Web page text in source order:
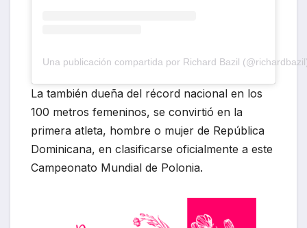
Una publicación compartida por Richard Bazil
La también dueña del récord nacional en los
100 metros femeninos, se convirtió en la
primera atleta, hombre o mujer de República
Dominicana, en clasificarse oficialmente a este
Campeonato Mundial de Polonia.